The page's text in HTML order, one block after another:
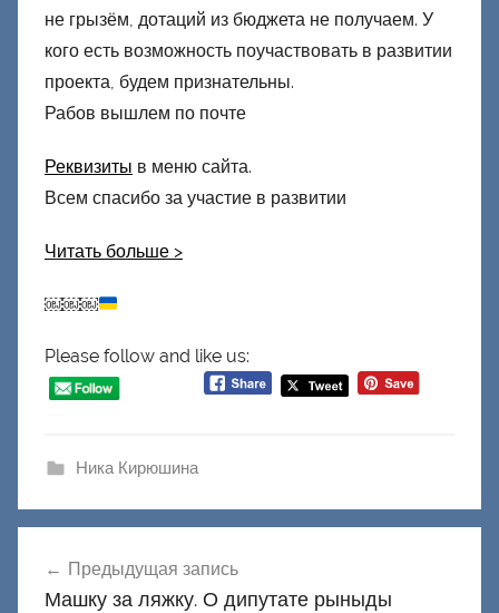
не грызём, дотаций из бюджета не получаем. У
кого есть возможность поучаствовать в развитии
проекта, будем признательны.
Рабов вышлем по почте
Реквизиты в меню сайта.
Всем спасибо за участие в развитии
Читать больше >
￼￼￼
Please follow and like us:
Ника Кирюшина
по
Предыдущая запись
Машку за ляжку. О дипутате рыныды